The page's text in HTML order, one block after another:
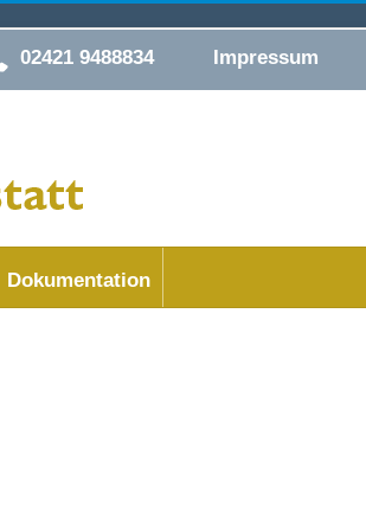
02421 9488834 Impressum
Dokumentation